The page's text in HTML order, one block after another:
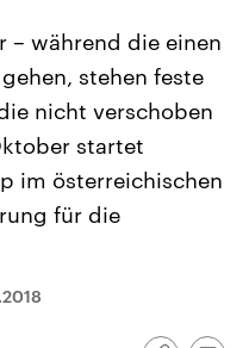
zu
Nahostkonflikt
Aktuelle Lage und
Der Überfall der
Terrororganisation Hamas
Oktober 2023 auf Israel
Region wieder die Gewalt
Libanon vom Iran
– während die einen
stehen feste
nicht verschoben
startet
im österreichischen
für die